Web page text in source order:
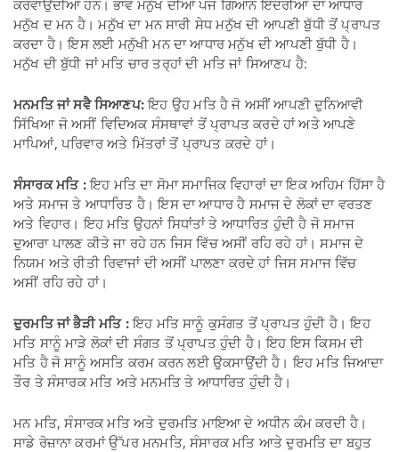
ਕਰਵਾਉਂਦੀਆਂ ਹਨ। ਭਾਵ ਮਨੁੱਖ ਦੀਆਂ ਪੰਜ ਗਿਆਨ ਇੰਦਰੀਆਂ ਦਾ ਆਧਾਰ
ਮਨੁੱਖ ਦ ਮਨ ਹੈ। ਮਨੁੱਖ ਦਾ ਮਨ ਸਾਰੀ ਸੇਧ ਮਨੁੱਖ ਦੀ ਆਪਣੀ ਬੁੱਧੀ ਤੋਂ ਪ੍ਰਾਪਤ
ਕਰਦਾ ਹੈ। ਇਸ ਲਈ ਮਨੁੱਖੀ ਮਨ ਦਾ ਆਧਾਰ ਮਨੁੱਖ ਦੀ ਆਪਣੀ ਬੁੱਧੀ ਹੈ।
ਮਨੁੱਖ ਦੀ ਬੁੱਧੀ ਜਾਂ ਮਤਿ ਚਾਰ ਤਰ੍ਹਾਂ ਦੀ ਮਤਿ ਜਾਂ ਸਿਆਣਪ ਹੈ:
ਮਨਮਤਿ ਜਾਂ ਸਵੈ ਸਿਆਣਪ:ਇਹ ਉਹ ਮਤਿ ਹੈ ਜੋ ਅਸੀਂ ਆਪਣੀ ਦੁਨਿਆਵੀ
ਸਿੱਖਿਆ ਜੋ ਅਸੀਂ ਵਿਦਿਅਕ ਸੰਸਥਾਵਾਂ ਤੋਂ ਪ੍ਰਾਪਤ ਕਰਦੇ ਹਾਂ ਅਤੇ ਆਪਣੇ
ਮਾਪਿਆਂ, ਪਰਿਵਾਰ ਅਤੇ ਮਿੱਤਰਾਂ ਤੋਂ ਪ੍ਰਾਪਤ ਕਰਦੇ ਹਾਂ।
ਸੰਸਾਰਕ ਮਤਿ :ਇਹ ਮਤਿ ਦਾ ਸੋਮਾ ਸਮਾਜਿਕ ਵਿਹਾਰਾਂ ਦਾ ਇਕ ਅਹਿਮ ਹਿੱਸਾ ਹੈ
ਅਤੇ ਸਮਾਜ ਤੇ ਆਧਾਰਿਤ ਹੈ। ਇਸ ਦਾ ਆਧਾਰ ਹੈ ਸਮਾਜ ਦੇ ਲੋਕਾਂ ਦਾ ਵਰਤਣ
ਅਤੇ ਵਿਹਾਰ। ਇਹ ਮਤਿ ਉਹਨਾਂ ਸਿਧਾਂਤਾਂ ਤੇ ਆਧਾਰਿਤ ਹੁੰਦੀ ਹੈ ਜੋ ਸਮਾਜ
ਦੁਆਰਾ ਪਾਲਣ ਕੀਤੇ ਜਾ ਰਹੇ ਹਨ ਜਿਸ ਵਿੱਚ ਅਸੀਂ ਰਹਿ ਰਹੇ ਹਾਂ। ਸਮਾਜ ਦੇ
ਨਿਯਮ ਅਤੇ ਰੀਤੀ ਰਿਵਾਜਾਂ ਦੀ ਅਸੀਂ ਪਾਲਣਾ ਕਰਦੇ ਹਾਂ ਜਿਸ ਸਮਾਜ ਵਿੱਚ
ਅਸੀਂ ਰਹਿ ਰਹੇ ਹਾਂ।
ਦੁਰਮਤਿ ਜਾਂ ਭੈੜੀ ਮਤਿ :ਇਹ ਮਤਿ ਸਾਨੂੰ ਕੁਸੰਗਤ ਤੋਂ ਪ੍ਰਾਪਤ ਹੁੰਦੀ ਹੈ। ਇਹ
ਮਤਿ ਸਾਨੂੰ ਮਾੜੇ ਲੋਕਾਂ ਦੀ ਸੰਗਤ ਤੋਂ ਪ੍ਰਾਪਤ ਹੁੰਦੀ ਹੈ। ਇਹ ਇਸ ਕਿਸਮ ਦੀ
ਮਤਿ ਹੈ ਜੋ ਸਾਨੂੰ ਅਸਤਿ ਕਰਮ ਕਰਨ ਲਈ ਉਕਸਾਉਂਦੀ ਹੈ। ਇਹ ਮਤਿ ਜਿਆਦਾ
ਤੌਰ ਤੇ ਸੰਸਾਰਕ ਮਤਿ ਅਤੇ ਮਨਮਤਿ ਤੇ ਆਧਾਰਿਤ ਹੁੰਦੀ ਹੈ।
ਮਨ ਮਤਿ, ਸੰਸਾਰਕ ਮਤਿ ਅਤੇ ਦੁਰਮਤਿ ਮਾਇਆ ਦੇ ਅਧੀਨ ਕੰਮ ਕਰਦੀ ਹੈ।
ਸਾਡੇ ਰੋਜ਼ਾਨਾ ਕਰਮਾਂ ਉੱਪਰ ਮਨਮਤਿ, ਸੰਸਾਰਕ ਮਤਿ ਆਤੇ ਦੁਰਮਤਿ ਦਾ ਬਹੁਤ